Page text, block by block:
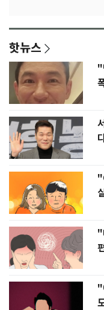
핫뉴스
"
"
"
"